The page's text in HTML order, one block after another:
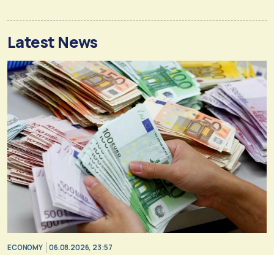
Latest News
ECONOMY 06.08.2026, 23:57